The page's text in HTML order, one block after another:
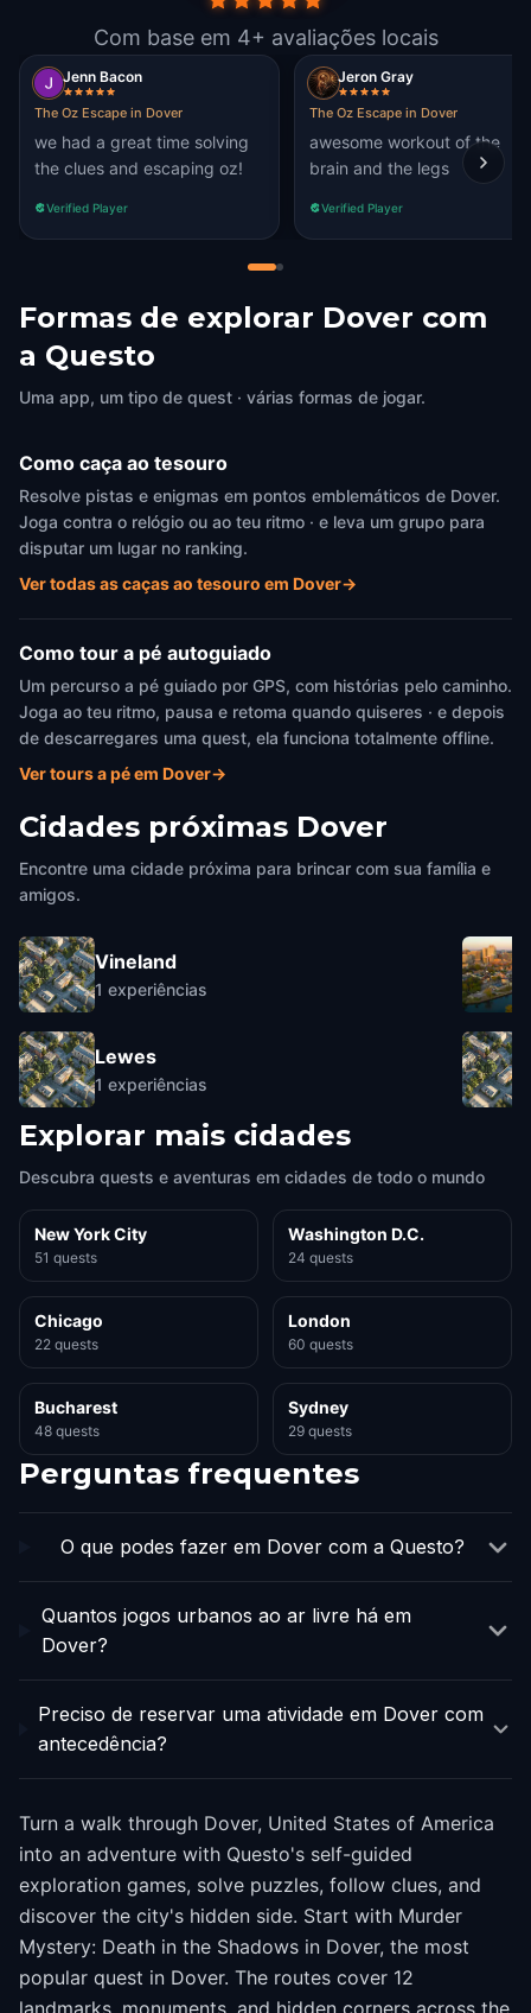
Com base em 4+ avaliações locais
Jenn Bacon
The Oz Escape in Dover
we had a great time solving
the clues and escaping oz!
Verified Player
Jeron Gray
The Oz Escape in Dover
awesome workout of the
brain and the legs
Verified Player
Formas de explorar Dover com
a Questo
Uma app, um tipo de quest · várias formas de jogar.
Como caça ao tesouro
Resolve pistas e enigmas em pontos emblemáticos de Dover.
Joga contra o relógio ou ao teu ritmo · e leva um grupo para
disputar um lugar no ranking.
Ver todas as caças ao tesouro em Dover→
Como tour a pé autoguiado
Um percurso a pé guiado por GPS, com histórias pelo caminho.
Joga ao teu ritmo, pausa e retoma quando quiseres · e depois
de descarregares uma quest, ela funciona totalmente offline.
Ver tours a pé em Dover→
Cidades próximas Dover
Encontre uma cidade próxima para brincar com sua família e
amigos.
Vineland
1 experiências
Lewes
1 experiências
Explorar mais cidades
Descubra quests e aventuras em cidades de todo o mundo
New York City
51 quests
Washington D.C.
24 quests
Chicago
22 quests
London
60 quests
Bucharest
48 quests
Sydney
29 quests
Perguntas frequentes
O que podes fazer em Dover com a Questo?
Quantos jogos urbanos ao ar livre há em
Dover?
Preciso de reservar uma atividade em Dover com
antecedência?
Turn a walk through Dover, United States of America
into an adventure with Questo's self-guided
exploration games, solve puzzles, follow clues, and
discover the city's hidden side. Start with Murder
Mystery: Death in the Shadows in Dover, the most
popular quest in Dover. The routes cover 12
landmarks, monuments, and hidden corners across the